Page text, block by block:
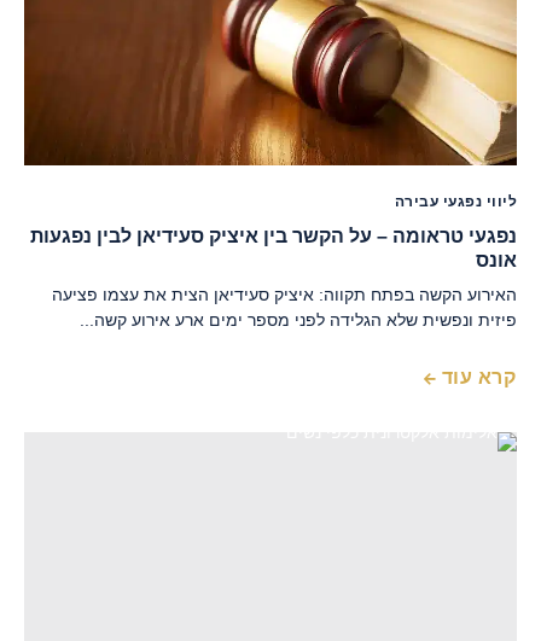
ליווי נפגעי עבירה
נפגעי טראומה – על הקשר בין איציק סעידיאן לבין נפגעות
אונס
האירוע הקשה בפתח תקווה: איציק סעידיאן הצית את עצמו פציעה
פיזית ונפשית שלא הגלידה לפני מספר ימים ארע אירוע קשה...
קרא עוד